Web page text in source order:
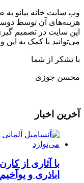
وب سایت خانه پیانو
هزینه‌های آن توسط
این سایت در تصمیم
می‌توانید با کمک به این
با تشکر از شما
محسن جوزی
آخرین اخبار
با آثاری از
اباذری و یوآخیم